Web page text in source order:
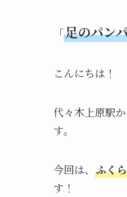
「足のパン
こんにちは！
代々木上原駅
す。
今回は、 ふく
す！